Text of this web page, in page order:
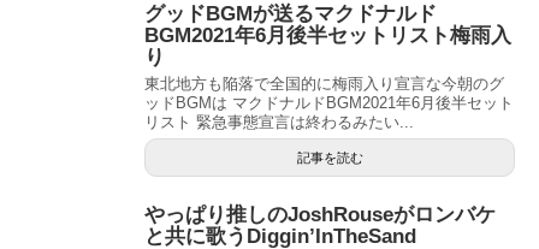
グッドBGMが送るマクドナルド
BGM2021年6月後半セットリスト梅雨入
り
東北地方も陥落で全国的に梅雨入り宣言な今朝のグ
ッドBGMは マクドナルドBGM2021年6月後半セット
リスト 緊急事態宣言は終わるみたい...
記事を読む
やっぱり推しのJoshRouseがロンバケ
と共に歌うDiggin’InTheSand